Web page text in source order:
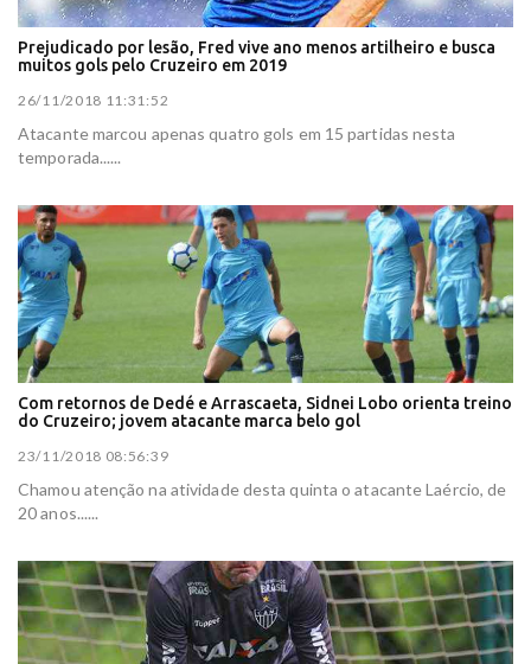
Prejudicado por lesão, Fred vive ano menos artilheiro e busca
muitos gols pelo Cruzeiro em 2019
26/11/2018 11:31:52
Atacante marcou apenas quatro gols em 15 partidas nesta
temporada......
Com retornos de Dedé e Arrascaeta, Sidnei Lobo orienta treino
do Cruzeiro; jovem atacante marca belo gol
23/11/2018 08:56:39
Chamou atenção na atividade desta quinta o atacante Laércio, de
20 anos......